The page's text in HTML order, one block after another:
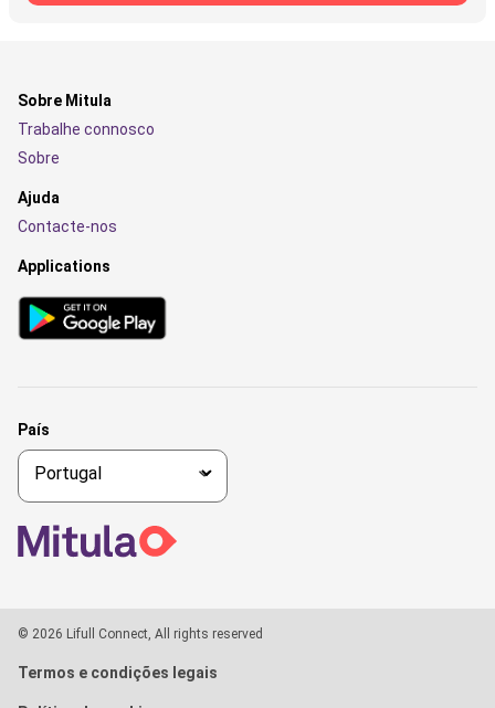
Sobre Mitula
Trabalhe connosco
Sobre
Ajuda
Contacte-nos
Applications
País
© 2026 Lifull Connect, All rights reserved
Termos e condições legais